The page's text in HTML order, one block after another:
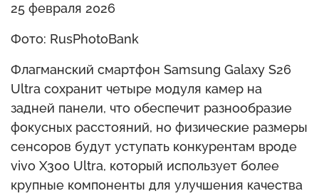
25 февраля 2026
Фото: RusPhotoBank
Флагманский смартфон Samsung Galaxy S26
Ultra сохранит четыре модуля камер на
задней панели, что обеспечит разнообразие
фокусных расстояний, но физические размеры
сенсоров будут уступать конкурентам вроде
vivo X300 Ultra, который использует более
крупные компоненты для улучшения качества